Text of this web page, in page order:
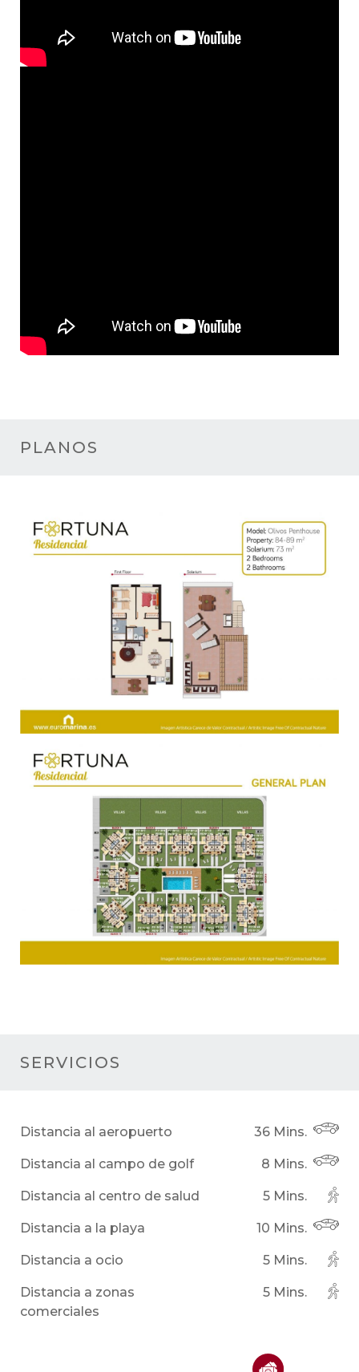
PLANOS
SERVICIOS
Distancia al aeropuerto 36 Mins.
Distancia al campo de golf 8 Mins.
Distancia al centro de salud 5 Mins.
Distancia a la playa 10 Mins.
Distancia a ocio 5 Mins.
Distancia a zonas
comerciales
5 Mins.